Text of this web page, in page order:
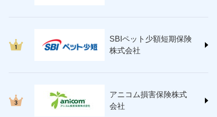
チューリッヒ保険会社 (https://www.zurich.co.jp/)
(https://www.tokiomarine-nichido.co.jp/)
日新火災海上保険株式会社
三井住友海上火災保険株式会社 (https://www.ms-
ins.com/)
三井ダイレクト損害保険株式会社
SBIペット少額短期保険
株式会社
アニコム損害保険株式
会社